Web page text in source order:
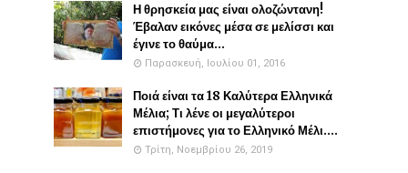
Η θρησκεία μας είναι ολοζώντανη!
Έβαλαν εικόνες μέσα σε μελίσσι και
έγινε το θαύμα...
Παρασκευή, Ιουλίου 01, 2016
Ποιά είναι τα 18 Καλύτερα Ελληνικά
Μέλια; Τι λένε οι μεγαλύτεροι
επιστήμονες για το Ελληνικό Μέλι....
Τρίτη, Νοεμβρίου 26, 2019